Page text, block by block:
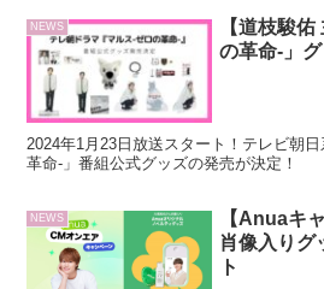
NEWS
【道枝駿
の革命-」
2024年1月23日放送スタート！テレビ朝
革命-」番組公式グッズの発売が決定！
NEWS
【Anuaキ
肖像入りグ
ト